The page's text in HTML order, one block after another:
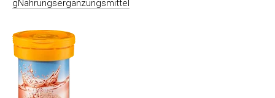
gNahrungsergänzungsmittel